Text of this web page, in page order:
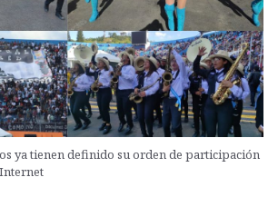
ya tienen definido su orden de participación